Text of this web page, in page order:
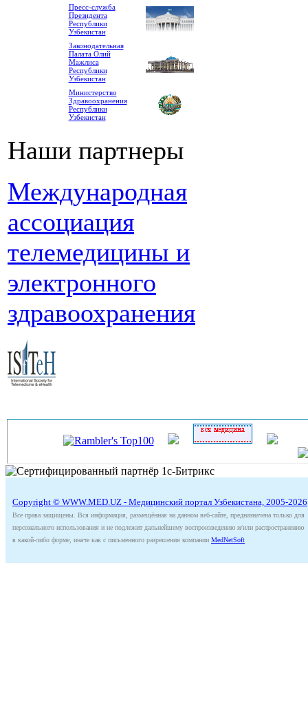
Пресс-служба
Президента
Республики
Узбекистан
Законодательная
Палата Олий
Мажлиса
Республики
Узбекистан
Министерство
Здравоохранения
Республики
Узбекистан
Наши партнеры
Международная
ассоциация
телемедицины и
электронного
здравоохранения
Copyright © WWW.MED.UZ - Медицинский портал Узбекистана, 2005-2026
Все права защищены. Вся информация, размещённая на данном веб-сайте, предназначена только для
персонального использования и не подлежит дальнейшему воспроизведению и/или распространению
в какой-либо форме, иначе как с письменного разрешения компании MedNetSoft